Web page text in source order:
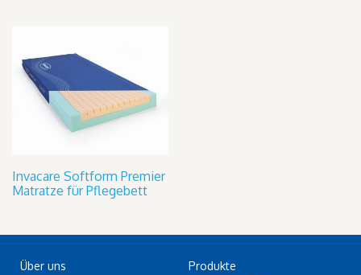
Invacare Softform Premier
Matratze für Pflegebett
Über uns
Produkte